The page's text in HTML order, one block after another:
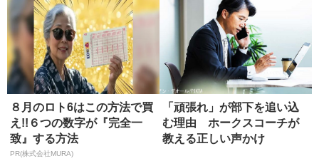
８月のロト6はこの方法で買
え!!６つの数字が『完全一
致』する方法
PR(株式会社MURA)
「頑張れ」が部下を追い込
む理由 ホークスコーチが
教える正しい声かけ